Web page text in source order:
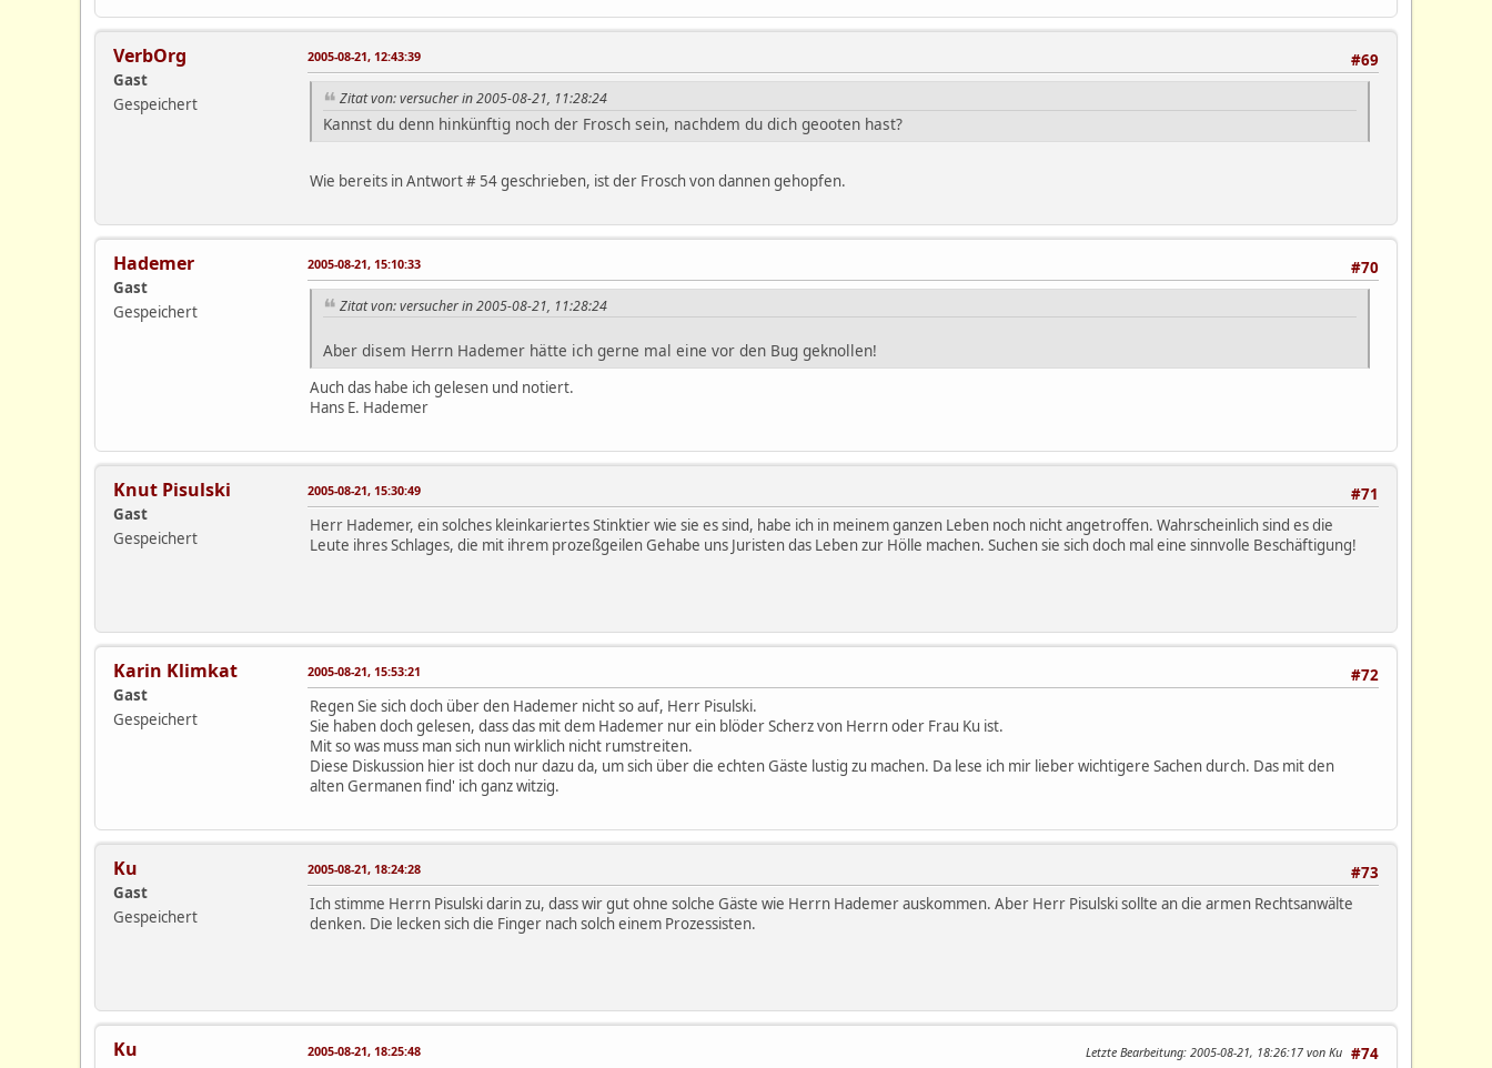
VerbOrg
Gast
Gespeichert
#69
2005-08-21, 12:43:39
Zitat von: versucher in 2005-08-21, 11:28:24
Kannst du denn hinkünftig noch der Frosch sein, nachdem du dich geooten hast?
Wie bereits in Antwort # 54 geschrieben, ist der Frosch von dannen gehopfen.
Hademer
Gast
Gespeichert
#70
2005-08-21, 15:10:33
Zitat von: versucher in 2005-08-21, 11:28:24
Aber disem Herrn Hademer hätte ich gerne mal eine vor den Bug geknollen!
Auch das habe ich gelesen und notiert.
Hans E. Hademer
Knut Pisulski
Gast
Gespeichert
#71
2005-08-21, 15:30:49
Herr Hademer, ein solches kleinkariertes Stinktier wie sie es sind, habe ich in meinem ganzen Leben noch nicht angetroffen. Wahrscheinlich sind es die
Leute ihres Schlages, die mit ihrem prozeßgeilen Gehabe uns Juristen das Leben zur Hölle machen. Suchen sie sich doch mal eine sinnvolle Beschäftigung!
Karin Klimkat
Gast
Gespeichert
#72
2005-08-21, 15:53:21
Regen Sie sich doch über den Hademer nicht so auf, Herr Pisulski.
Sie haben doch gelesen, dass das mit dem Hademer nur ein blöder Scherz von Herrn oder Frau Ku ist.
Mit so was muss man sich nun wirklich nicht rumstreiten.
Diese Diskussion hier ist doch nur dazu da, um sich über die echten Gäste lustig zu machen. Da lese ich mir lieber wichtigere Sachen durch. Das mit den
alten Germanen find' ich ganz witzig.
Ku
Gast
Gespeichert
#73
2005-08-21, 18:24:28
Ich stimme Herrn Pisulski darin zu, dass wir gut ohne solche Gäste wie Herrn Hademer auskommen. Aber Herr Pisulski sollte an die armen Rechtsanwälte
denken. Die lecken sich die Finger nach solch einem Prozessisten.
Ku #74
2005-08-21, 18:25:48 Letzte Bearbeitung: 2005-08-21, 18:26:17 von Ku